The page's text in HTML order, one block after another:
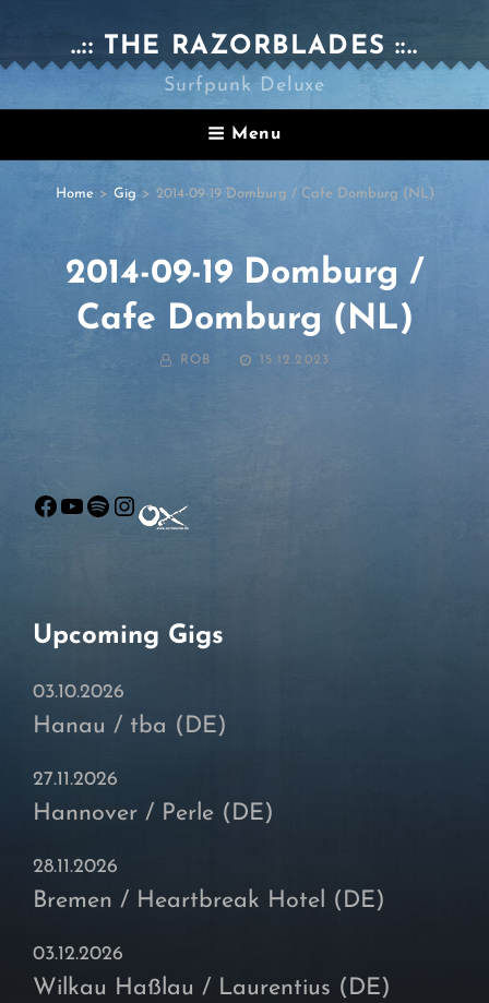
..:: THE RAZORBLADES ::..
Surfpunk Deluxe
Menu
Home > Gig > 2014-09-19 Domburg / Cafe Domburg (NL)
2014-09-19 Domburg /
Cafe Domburg (NL)
BY ROB
POSTED
15.12.2023
Facebook
YouTube
Spotify
Instagram
Upcoming Gigs
03.10.2026
Hanau / tba (DE)
27.11.2026
Hannover / Perle (DE)
28.11.2026
Bremen / Heartbreak Hotel (DE)
03.12.2026
Wilkau Haßlau / Laurentius (DE)